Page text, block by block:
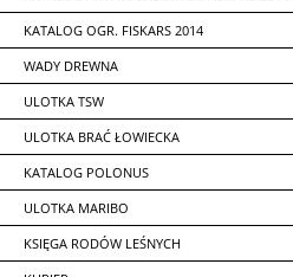
KATALOG OGR. FISKARS 2014
WADY DREWNA
ULOTKA TSW
ULOTKA BRAĆ ŁOWIECKA
KATALOG POLONUS
ULOTKA MARIBO
KSIĘGA RODÓW LEŚNYCH